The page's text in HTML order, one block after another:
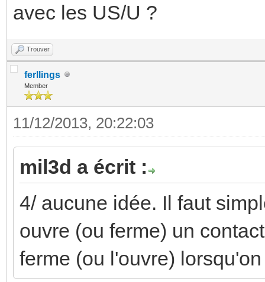
avec les US/U ?
Trouver
ferllings
Member
11/12/2013, 20:22:03
mil3d a écrit :
4/ aucune idée. Il faut
ouvre (ou ferme) un
ferme (ou l'ouvre)